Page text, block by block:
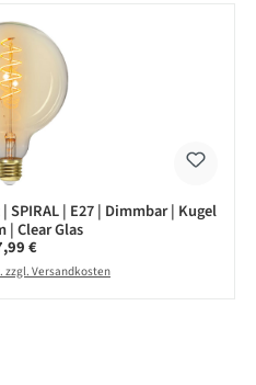
| E27 | Dimmbar | Kugel
| Clear Glas
Preis:
€
zzgl. Versandkosten